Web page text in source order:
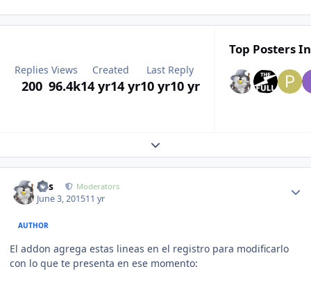
Replies
200
Views
96.4k
Created
14 yr14 yr
Last Reply
10 yr10 yr
Top Posters
Expand topic overview
luis Moderators
June 3, 201511 yr
AUTHOR
El addon agrega estas lineas en el registro para modificarlo
con lo que te presenta en ese momento: